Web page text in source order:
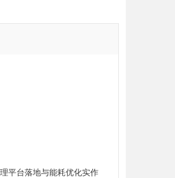
平台落地与能耗优化实作